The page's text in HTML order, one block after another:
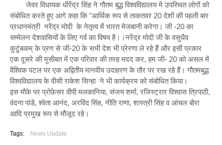
जेवर विधायक धीरेंद्र सिंह ने गौतम बुद्ध विश्वविद्यालय मे उपस्थित लोगों को
संबोधित करते हुए आगे कहा कि "आर्थिक रूप से ताकतवर 20 देशों की पहली बार
प्रधानमंत्री नरेंद्र मोदी के नेतृत्व में भारत मेजबानी करेगा। जी -20 का
सम्मेलन देशवासियों के लिए गर्व का विषय है।।नरेंद्र मोदी जी के वसुधैव
कुटुंबकम् के प्रण से जी-20 के सभी देश भी प्रेरणा ले रहे हैं और इसी प्रकार
एक दूसरे की मुसीबत में एक परिवार की तरह मदद कर, हम जी- 20 को असल में
वैश्विक पटल पर एक अद्वितीय मानवीय उदाहरण के तौर पर रख रहे हैं। गौतमबुद्ध
विश्वविद्यालय के वीसी राकेश सिन्हा ने भी कार्यक्रम को संबोधित किया।
इस मौके पर प्रोफ़ेसर वीपी मलकानिया, संजय शर्मा, रजिस्ट्रार विश्वास त्रिपाठी,
वंदना पांडे, श्वेता आनंद, अरविंद सिंह, नीति राणा, शास्त्री सिंह व आंचल बोरा
आदि प्रमुख रूप से मौजूद रहे।
Tags: News Update